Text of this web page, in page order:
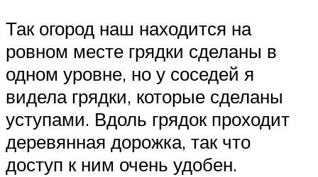
Так огород наш находится на
ровном месте грядки сделаны в
одном уровне, но у соседей я
видела грядки, которые сделаны
уступами. Вдоль грядок проходит
деревянная дорожка, так что
доступ к ним очень удобен.